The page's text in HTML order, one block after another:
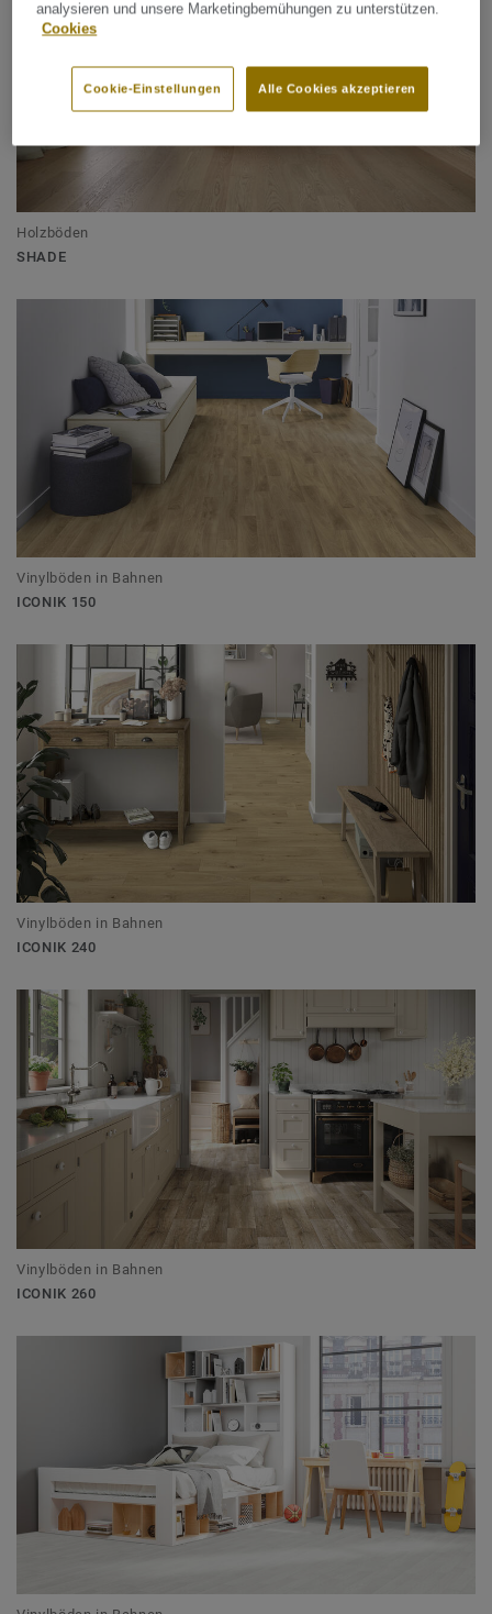
Holzböden
SHADE
Vinylböden in Bahnen
ICONIK 150
Vinylböden in Bahnen
ICONIK 240
Vinylböden in Bahnen
ICONIK 260
analysieren und unsere Marketingbemühungen zu unterstützen.
Cookies
Alle Cookies akzeptieren
Cookie-Einstellungen